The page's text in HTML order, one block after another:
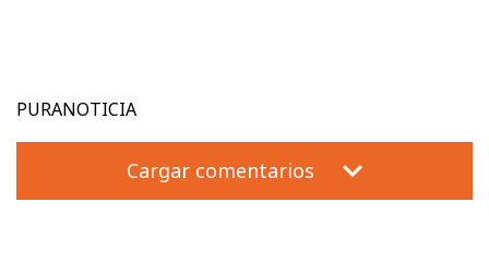
PURANOTICIA
Cargar comentarios